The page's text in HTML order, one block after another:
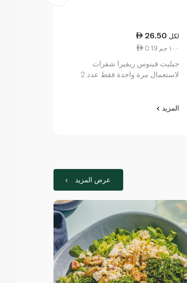
26.50 لكل
0.19 ١٠٠ جم
جيليت فينوس ريفيرا شفرات
لاستعمال مرة واحدة فقط عدد 2
المزيد
عرض المزيد